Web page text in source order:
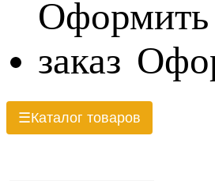
☰Каталог товаров